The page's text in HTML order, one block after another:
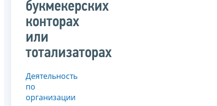
букмекерских
конторах
или
тотализаторах
Деятельность
по
организации